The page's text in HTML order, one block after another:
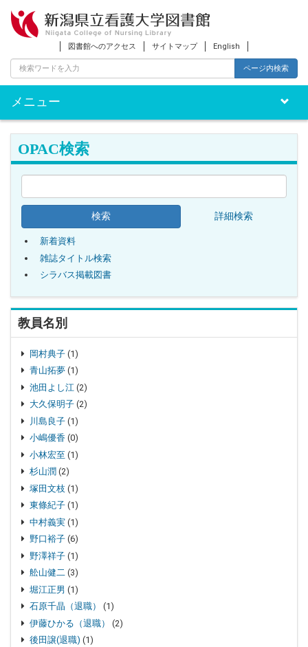
図書館へのアクセス サイトマップ English
ページ内検索
Toggle
メニュー
OPAC検索
詳細検索
新着資料
雑誌タイトル検索
シラバス掲載図書
教員名別
岡村典子(1)
青山拓夢(1)
池田よし江 (2)
大久保明子(2)
川島良子(1)
小嶋優香 (0)
小林宏至 (1)
杉山潤 (2)
塚田文枝(1)
東條紀子(1)
中村義実(1)
野口裕子(6)
野澤祥子(1)
舩山健二(3)
堀江正男 (1)
石原千晶（退職）
(1)
伊藤ひかる（退職）
(2)
後田譲(退職) (1)